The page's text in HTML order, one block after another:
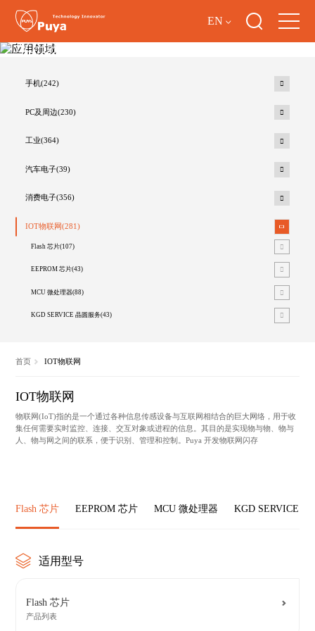
EN
应用领域
手机(242)
PC及周边(230)
工业(364)
汽车电子(39)
消费电子(356)
IOT物联网(281)
Flash 芯片(107)
EEPROM 芯片(43)
MCU 微处理器(88)
KGD SERVICE 晶圆服务(43)
首页 IOT物联网
IOT物联网
物联网(IoT)指的是一个通过各种信息传感设备与互联网相结合的巨大网络，用于收
集任何需要实时监控、连接、交互对象或进程的信息。其目的是实现物与物、物与
人、物与网之间的联系，便于识别、管理和控制。Puya 开发物联网闪存
Flash 芯片 EEPROM 芯片 MCU 微处理器 KGD SERVICE 晶
适用型号
Flash 芯片
产品列表